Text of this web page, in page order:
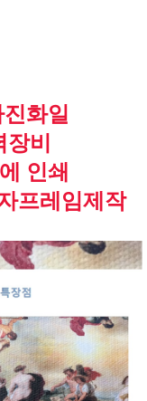
화일
비
인쇄
프레임제작